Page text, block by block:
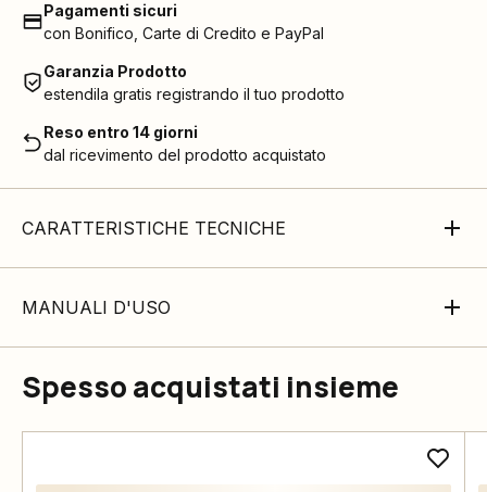
Pagamenti sicuri
con Bonifico, Carte di Credito e PayPal
Garanzia Prodotto
estendila gratis registrando il tuo prodotto
Reso entro 14 giorni
dal ricevimento del prodotto acquistato
CARATTERISTICHE TECNICHE
MANUALI D'USO
Spesso acquistati insieme